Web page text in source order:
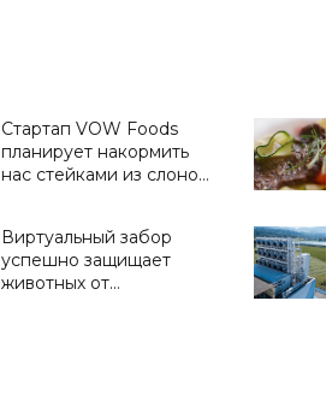
Стартап VOW Foods
планирует накормить
нас стейками из слонов
Виртуальный забор
успешно защищает
животных от